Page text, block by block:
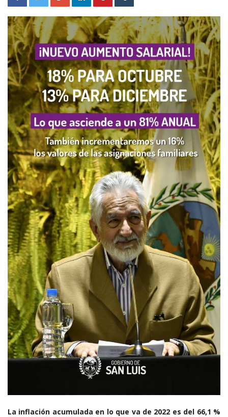
La inflación acumulada en lo que va de 2022 es del 66,1 %